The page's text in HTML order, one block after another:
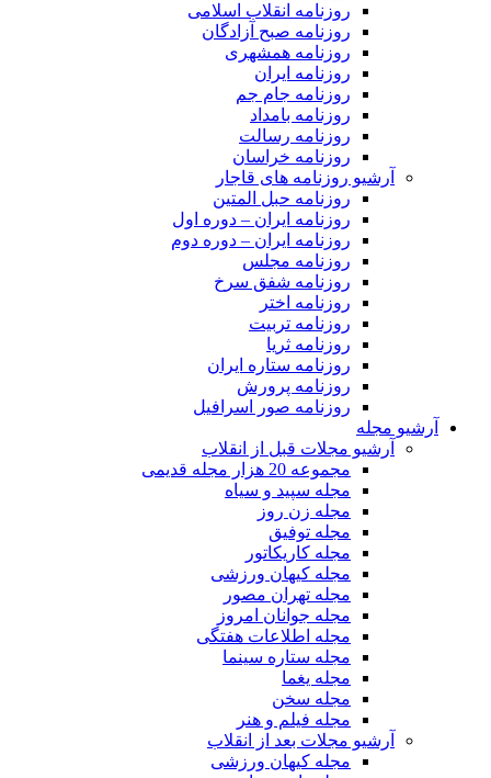
روزنامه انقلاب اسلامی
روزنامه صبح آزادگان
روزنامه همشهری
روزنامه ایران
روزنامه جام جم
روزنامه بامداد
روزنامه رسالت
روزنامه خراسان
آرشیو روزنامه های قاجار
روزنامه حبل المتین
روزنامه ایران – دوره اول
روزنامه ایران – دوره دوم
روزنامه مجلس
روزنامه شفق سرخ
روزنامه اختر
روزنامه تربیت
روزنامه ثریا
روزنامه ستاره ایران
روزنامه پرورش
روزنامه صور اسرافیل
آرشیو مجله
آرشیو مجلات قبل از انقلاب
مجموعه 20 هزار مجله قدیمی
مجله سپید و سیاه
مجله زن روز
مجله توفیق
مجله کاریکاتور
مجله کیهان ورزشی
مجله تهران مصور
مجله جوانان امروز
مجله اطلاعات هفتگی
مجله ستاره سینما
مجله یغما
مجله سخن
مجله فیلم و هنر
آرشیو مجلات بعد از انقلاب
مجله کیهان ورزشی